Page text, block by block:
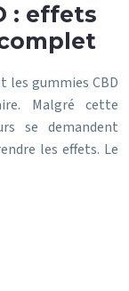
: effets
les gummies CBD
Malgré cette
se demandent
les effets. Le